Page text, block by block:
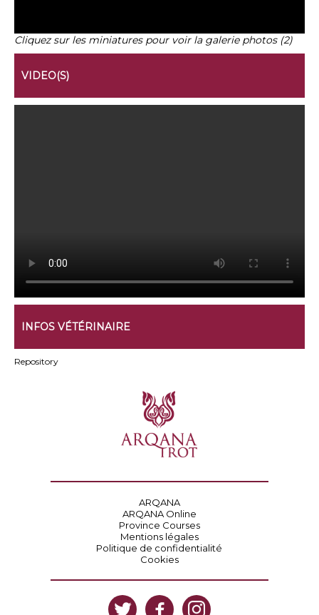
Cliquez sur les miniatures pour voir la galerie photos (2)
VIDEO(S)
INFOS VÉTÉRINAIRE
Repository
ARQANA
ARQANA Online
Province Courses
Mentions légales
Politique de confidentialité
Cookies